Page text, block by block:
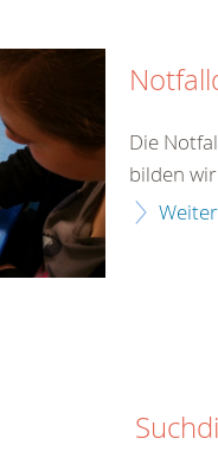
Die
bilden